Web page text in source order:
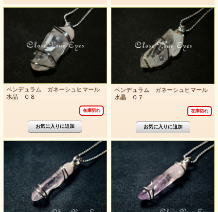
ペンデュラム ガネーシュヒマール
水晶 ０８
在庫切れ
ペンデュラム ガネーシュヒマール
水晶 ０７
在庫切れ